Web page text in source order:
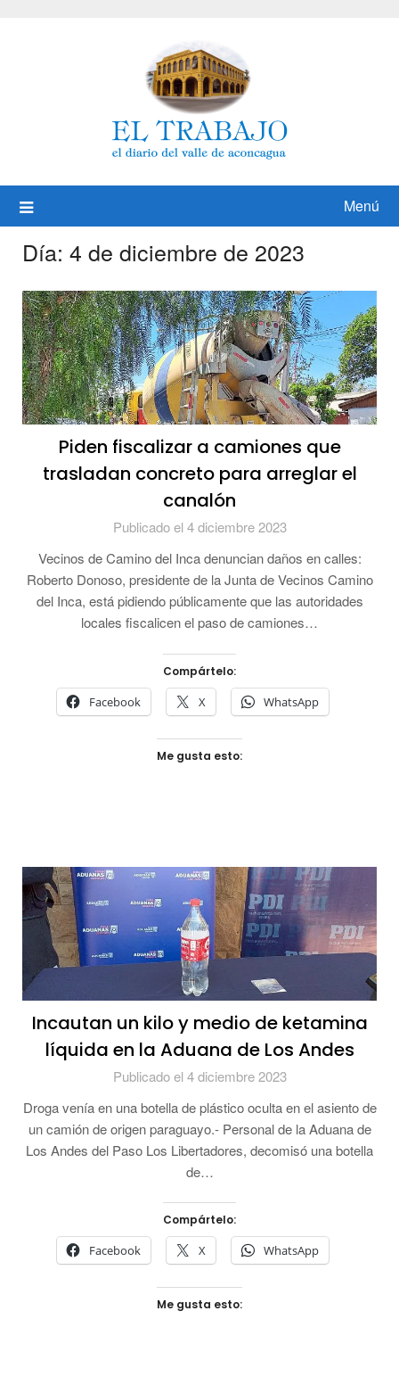
Menú
Día: 4 de diciembre de 2023
Piden fiscalizar a camiones que
trasladan concreto para arreglar el
canalón
Publicado el 4 diciembre 2023
Vecinos de Camino del Inca denuncian daños en calles:
Roberto Donoso, presidente de la Junta de Vecinos Camino
del Inca, está pidiendo públicamente que las autoridades
locales fiscalicen el paso de camiones…
Compártelo:
Facebook X WhatsApp
Me gusta esto:
Incautan un kilo y medio de ketamina
líquida en la Aduana de Los Andes
Publicado el 4 diciembre 2023
Droga venía en una botella de plástico oculta en el asiento de
un camión de origen paraguayo.- Personal de la Aduana de
Los Andes del Paso Los Libertadores, decomisó una botella
de…
Compártelo:
Facebook X WhatsApp
Me gusta esto: